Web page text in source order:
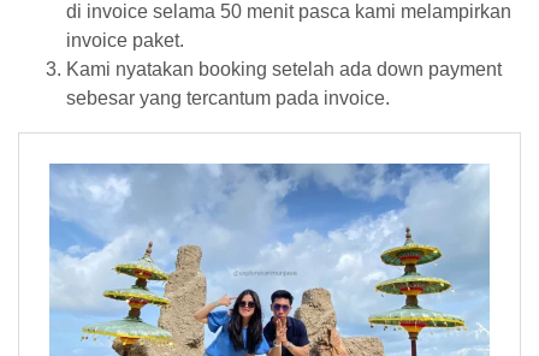
di invoice selama 50 menit pasca kami melampirkan
invoice paket.
Kami nyatakan booking setelah ada down payment
sebesar yang tercantum pada invoice.